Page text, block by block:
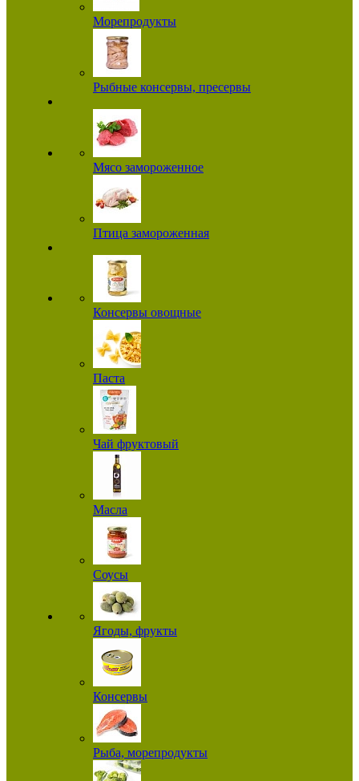
Морепродукты
Рыбные консервы, пресервы
Мясо замороженное
Птица замороженная
Консервы овощные
Паста
Чай фруктовый
Масла
Соусы
Ягоды, фрукты
Консервы
Рыба, морепродукты